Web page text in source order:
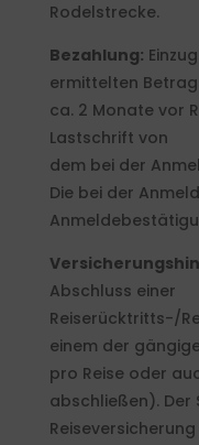
Rodelstrecke.
Bezahlung:
ermittelten
ca. 2 Monate vor
Lastschrift von
dem bei der
Die bei der
Abschluss einer
Reiserücktritts-/
einem der
pro Reise oder
abschließen). Der